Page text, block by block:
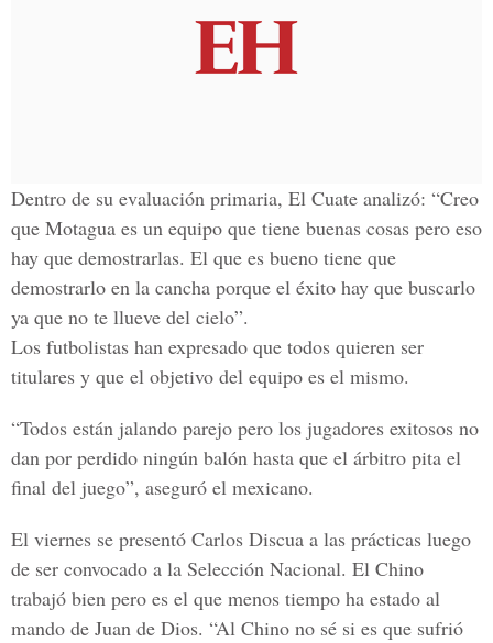
Dentro de su evaluación primaria, El Cuate analizó: “Creo
que Motagua es un equipo que tiene buenas cosas pero eso
hay que demostrarlas. El que es bueno tiene que
demostrarlo en la cancha porque el éxito hay que buscarlo
ya que no te llueve del cielo”.
Los futbolistas han expresado que todos quieren ser
titulares y que el objetivo del equipo es el mismo.
“Todos están jalando parejo pero los jugadores exitosos no
dan por perdido ningún balón hasta que el árbitro pita el
final del juego”, aseguró el mexicano.
El viernes se presentó Carlos Discua a las prácticas luego
de ser convocado a la Selección Nacional. El Chino
trabajó bien pero es el que menos tiempo ha estado al
mando de Juan de Dios. “Al Chino no sé si es que sufrió